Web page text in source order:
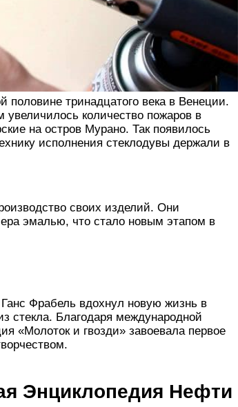
половине тринадцатого века в Венеции.
количество пожаров в
на остров Мурано. Так появилось
исполнения стеклодувы держали в
своих изделий. Они
эмалью, что стало новым этапом в
Фрабель вдохнул новую жизнь в
стекла. Благодаря международной
«Молоток и гвозди» завоевала первое
Энциклопедия Нефти